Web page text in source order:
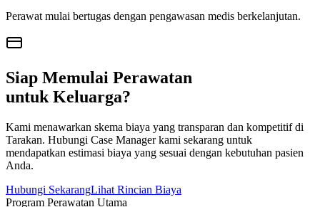
Perawat mulai bertugas dengan pengawasan medis berkelanjutan.
Siap Memulai Perawatan
untuk Keluarga?
Kami menawarkan skema biaya yang transparan dan kompetitif di
Tarakan. Hubungi Case Manager kami sekarang untuk
mendapatkan estimasi biaya yang sesuai dengan kebutuhan pasien
Anda.
Hubungi SekarangLihat Rincian Biaya
Program Perawatan Utama